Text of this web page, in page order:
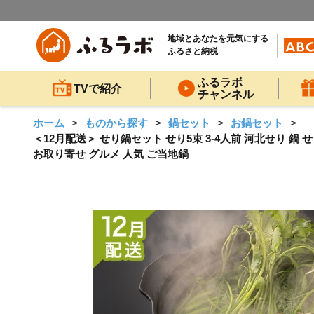
地域とあなたを元気にする
ふるさと納税
TVで紹介
ふるラボ
チャンネル
ホーム ものから探す 鍋セット
お鍋セット
＜12月配送＞ せり鍋セット せり5束 3-4人前 河北せり 鍋
お取り寄せ グルメ 人気 ご当地鍋